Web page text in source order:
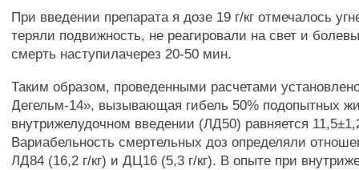
При введении препарата я дозе 19 г/кг отмечалось
теряли подвижность, не реагировали на свет и
смерть наступилачерез 20-50 мин.
Таким образом, проведенными расчетами
Дегельм-14», вызывающая гибель 50% подопытных
внутрижелудочном введении (ЛД50) равняется
Вариабельность смертельных доз определяли
ЛД84 (16,2 г/кг) и ДЦ16 (5,3 г/кг). В опыте при